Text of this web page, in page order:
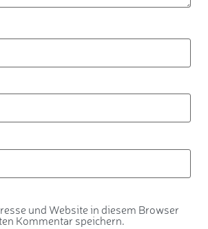
und Website in diesem Browser
Kommentar speichern.